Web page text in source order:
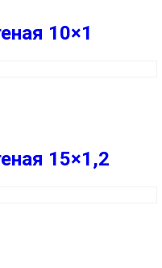
10×1
15×1,2